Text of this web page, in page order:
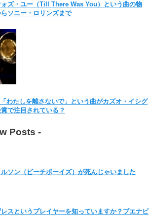
ズ・ユー（Till There Was You）という曲の物
ソニー・ロリンズまで
わたしを離さないで」という曲がカズオ・イシグ
で注目されている？
Posts -
ソン（ビーチボーイズ）が死んじゃいました
スというプレイヤーを知っていますか？ブエナビ